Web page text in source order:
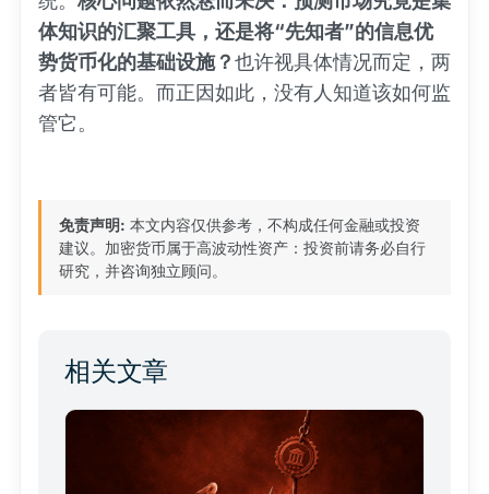
体知识的汇聚工具，还是将“先知者”的信息优
势货币化的基础设施？也许视具体情况而定，两
者皆有可能。而正因如此，没有人知道该如何监
管它。
免责声明: 本文内容仅供参考，不构成任何金融或投资
建议。加密货币属于高波动性资产：投资前请务必自行
研究，并咨询独立顾问。
相关文章